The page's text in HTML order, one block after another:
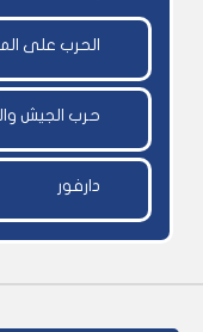
الحرب على
حرب الجيش
دارفور